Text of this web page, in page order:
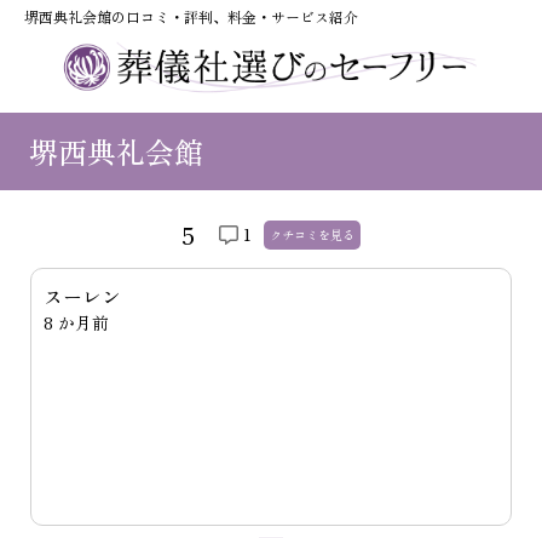
堺西典礼会館の口コミ・評判、料金・サービス紹介
堺西典礼会館
5 1 クチコミを 見る
スーレン
8 か月前